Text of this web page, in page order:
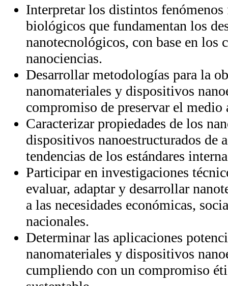
Interpretar los distintos
biológicos que fundamentan los
nanotecnológicos, con base en los
nanociencias.
Desarrollar metodologías para la
nanomateriales y dispositivos
compromiso de preservar el medio
Caracterizar propiedades de los
dispositivos nanoestructurados de
tendencias de los estándares
Participar en investigaciones
evaluar, adaptar y desarrollar
a las necesidades económicas,
nacionales.
Determinar las aplicaciones
nanomateriales y dispositivos
cumpliendo con un compromiso